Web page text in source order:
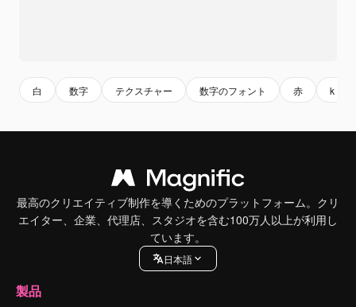
白 数字 テクスチャー 数字のフォント 赤 k フ
最高のクリエイティブ制作を導くためのプラットフォーム。クリ
エイター、企業、代理店、スタジオを含む100万人以上が利用し
ています。
日本語
製品